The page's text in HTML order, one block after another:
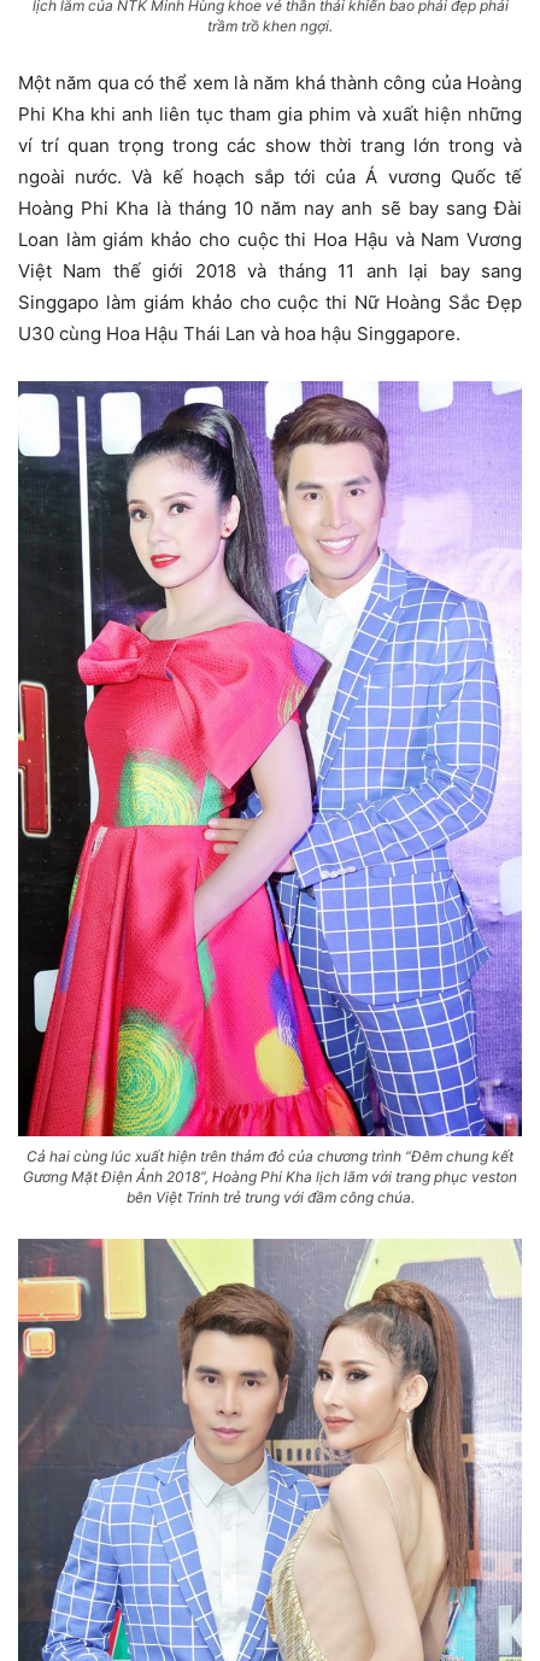
lịch lẵm của NTK Minh Hùng khoe vẻ thần thái khiến bao phái đẹp phải
trầm trồ khen ngợi.
Một năm qua có thể xem là năm khá thành công của Hoàng
Phi Kha khi anh liên tục tham gia phim và xuất hiện những
ví trí quan trọng trong các show thời trang lớn trong và
ngoài nước. Và kế hoạch sắp tới của Á vương Quốc tế
Hoàng Phi Kha là tháng 10 năm nay anh sẽ bay sang Đài
Loan làm giám khảo cho cuộc thi Hoa Hậu và Nam Vương
Việt Nam thế giới 2018 và tháng 11 anh lại bay sang
Singgapo làm giám khảo cho cuộc thi Nữ Hoàng Sắc Đẹp
U30 cùng Hoa Hậu Thái Lan và hoa hậu Singgapore.
Cả hai cùng lúc xuất hiện trên thảm đỏ của chương trình “Đêm chung kết
Gương Mặt Điện Ảnh 2018”, Hoàng Phi Kha lịch lãm với trang phục veston
bên Việt Trinh trẻ trung với đầm công chúa.